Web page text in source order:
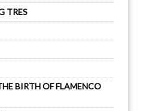
TRES
BIRTH OF FLAMENCO